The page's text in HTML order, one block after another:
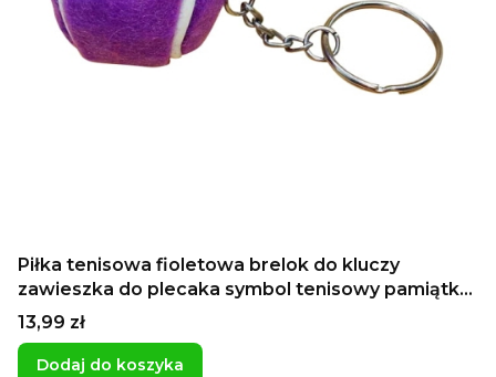
Piłka tenisowa fioletowa brelok do kluczy
zawieszka do plecaka symbol tenisowy pamiątka
najlepszy prezent dla gracza w tenisa
Cena
13,99 zł
Dodaj do koszyka